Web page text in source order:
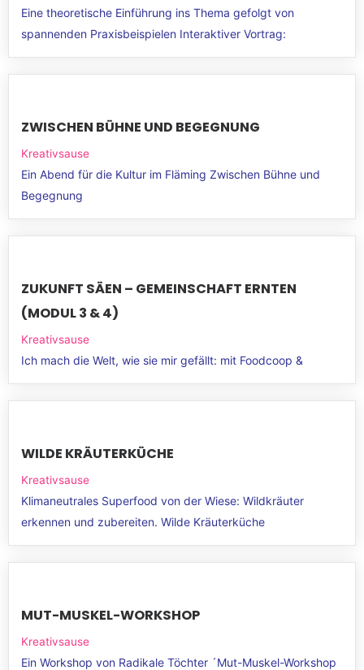
Eine theoretische Einführung ins Thema gefolgt von
spannenden Praxisbeispielen Interaktiver Vortrag:
ZWISCHEN BÜHNE UND BEGEGNUNG
Kreativsause
Ein Abend für die Kultur im Fläming Zwischen Bühne und
Begegnung
ZUKUNFT SÄEN – GEMEINSCHAFT ERNTEN
(MODUL 3 & 4)
Kreativsause
Ich mach die Welt, wie sie mir gefällt: mit Foodcoop &
WILDE KRÄUTERKÜCHE
Kreativsause
Klimaneutrales Superfood von der Wiese: Wildkräuter
erkennen und zubereiten. Wilde Kräuterküche
MUT-MUSKEL-WORKSHOP
Kreativsause
Ein Workshop von Radikale Töchter ´Mut-Muskel-Workshop